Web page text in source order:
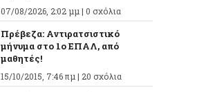
07/08/2026, 2:02 μμ | 0 σχόλια
Πρέβεζα: Αντιρατσιστικό
μήνυμα στο 1ο ΕΠΑΛ, από
μαθητές!
15/10/2015, 7:46 πμ | 20 σχόλια